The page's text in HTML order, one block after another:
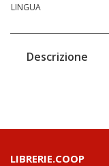
LINGUA
Descrizione
LIBRERIE.COOP